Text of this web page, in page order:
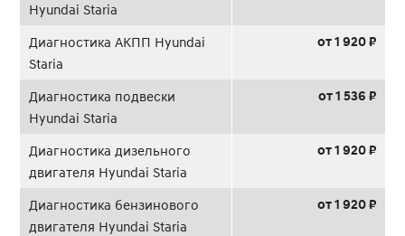
Hyundai Staria
Диагностика АКПП Hyundai
Staria
от 1 920 ₽
Диагностика подвески
Hyundai Staria
от 1 536 ₽
Диагностика дизельного
двигателя Hyundai Staria
от 1 920 ₽
Диагностика бензинового
двигателя Hyundai Staria
от 1 920 ₽